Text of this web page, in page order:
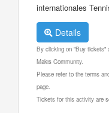
internationales
Details
By clicking on "Buy tickets"
Makis Community.
Please refer to the terms
page.
Tickets for this activity are